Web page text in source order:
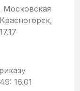
Московская
16.01